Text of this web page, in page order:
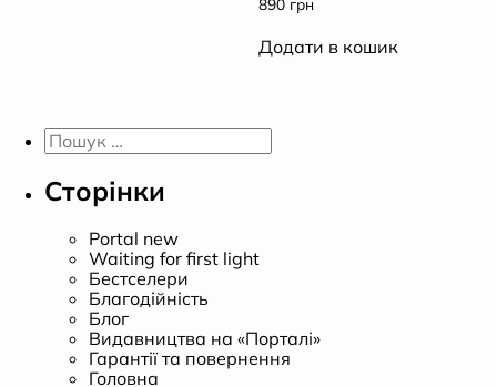
Додати в кошик
Пошук:
Сторінки
Portal new
Waiting for first light
Бестселери
Благодійність
Блог
Видавництва на «Порталі»
Гарантії та повернення
Головна